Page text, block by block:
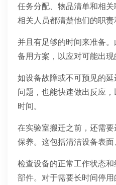
任务分配、物品清单和相
相关人员都清楚他们的职责
并且有足够的时间来准备
备用方案，以应对可能出现
如设备故障或不可预见的
问题，也能快速做出反应
时间。
在实验室搬迁之前，还需
保养。这包括清洁设备表面、
检查设备的正常工作状态
部件。对于需要长时间停用